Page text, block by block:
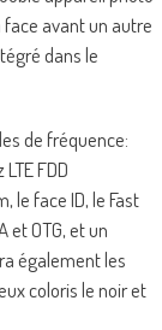
face avant un autre
dans le
de fréquence:
FDD
face ID, le Fast
et OTG, et un
également les
coloris le noir et